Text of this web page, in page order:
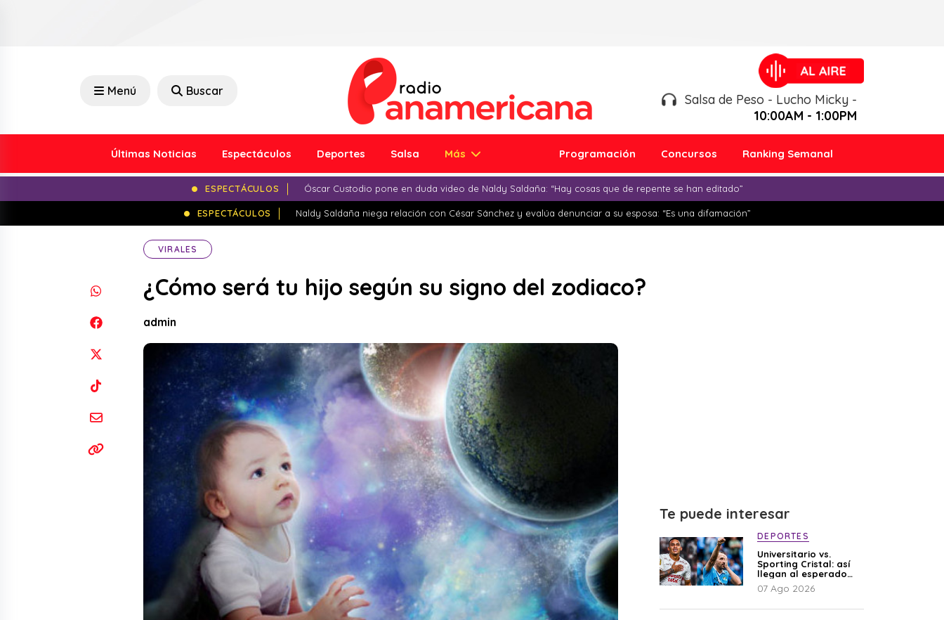
Menú Buscar
Salsa de Peso - Lucho Micky -
10:00AM - 1:00PM
Últimas Noticias Espectáculos Deportes Salsa Más Programación Concursos Ranking Semanal
ESPECTÁCULOS Óscar Custodio pone en duda video de Naldy Saldaña: “Hay cosas que de repente se han editado”
ESPECTÁCULOS Naldy Saldaña niega relación con César Sánchez y evalúa denunciar a su esposa: “Es una difamación”
VIRALES
¿Cómo será tu hijo según su signo del zodiaco?
admin
Te puede interesar
DEPORTES
Universitario vs.
Sporting Cristal: así
llegan al esperado
duelo
07 Ago 2026